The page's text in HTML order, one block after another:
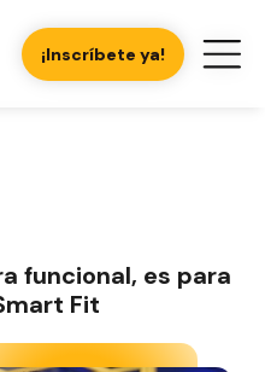
¡Inscríbete ya!
funcional, es para
Fit